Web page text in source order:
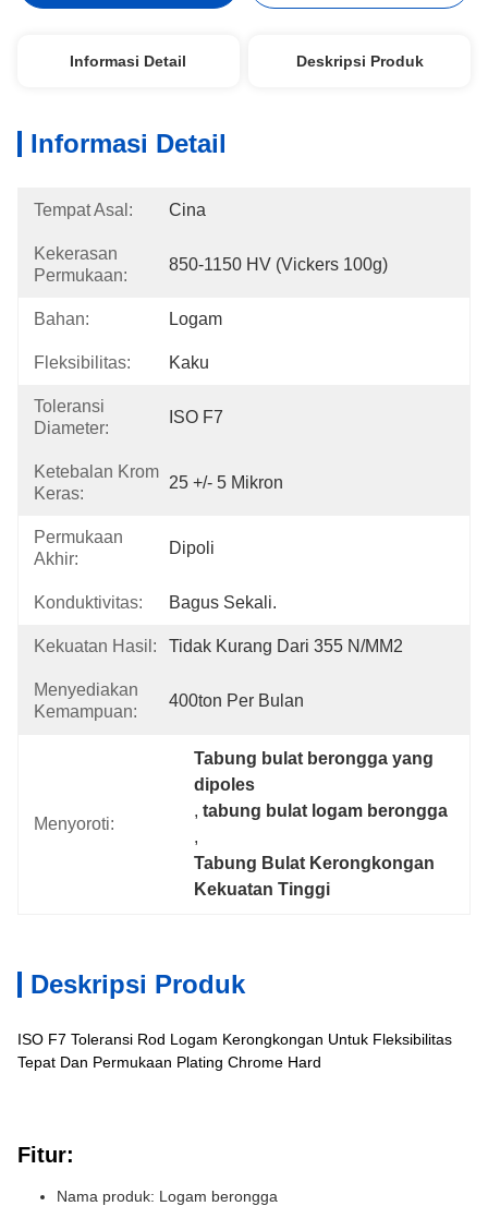
Informasi Detail Deskripsi Produk
Informasi Detail
Tempat Asal: Cina
Kekerasan
Permukaan:
850-1150 HV (vickers 100g)
Bahan: Logam
Fleksibilitas: Kaku
Toleransi
Diameter:
ISO F7
Ketebalan Krom
Keras:
25 +/- 5 Mikron
Permukaan
Akhir:
Dipoli
Konduktivitas: Bagus Sekali.
Kekuatan Hasil: Tidak Kurang Dari 355 N/MM2
Menyediakan
Kemampuan:
400ton Per Bulan
Menyoroti:
Tabung bulat berongga yang
dipoles
, tabung bulat logam berongga
,
Tabung Bulat Kerongkongan
Kekuatan Tinggi
Deskripsi Produk
ISO F7 Toleransi Rod Logam Kerongkongan Untuk Fleksibilitas
Tepat Dan Permukaan Plating Chrome Hard
Fitur:
Nama produk: Logam berongga